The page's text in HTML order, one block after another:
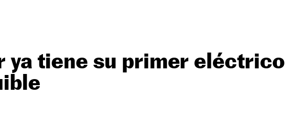
ya tiene su primer eléctrico